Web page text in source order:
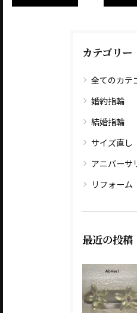
カテゴリー
全てのカテ
婚約指輪
結婚指輪
サイズ直し
アニバーサ
リフォーム
最近の投稿